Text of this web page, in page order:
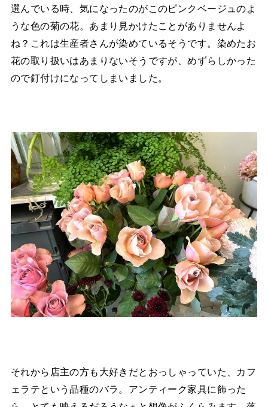
選んでいる時、気になったのがこのピンクベージュのよ
うな色の菊の花。あまり見かけたことがありませんよ
ね？これは生産者さんが染めているそうです。染めたお
花の取り扱いはあまりないそうですが、めずらしかった
ので釘付けになってしまいました。
それから店主の方も大好きだとおっしゃっていた、カフ
ェラテという品種のバラ。アンティーク家具に飾った